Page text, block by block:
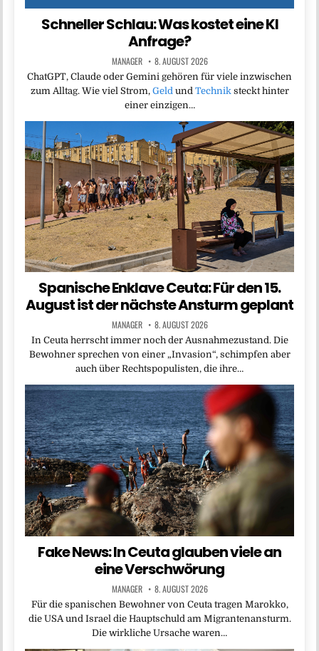
Schneller Schlau: Was kostet eine KI
Anfrage?
MANAGER 8. AUGUST 2026
ChatGPT, Claude oder Gemini gehören für viele inzwischen
zum Alltag. Wie viel Strom, Geldund Techniksteckt hinter
einer einzigen…
Spanische Enklave Ceuta: Für den 15.
August ist der nächste Ansturm geplant
MANAGER 8. AUGUST 2026
In Ceuta herrscht immer noch der Ausnahmezustand. Die
Bewohner sprechen von einer „Invasion“, schimpfen aber
auch über Rechtspopulisten, die ihre…
Fake News: In Ceuta glauben viele an
eine Verschwörung
MANAGER 8. AUGUST 2026
Für die spanischen Bewohner von Ceuta tragen Marokko,
die USA und Israel die Hauptschuld am Migrantenansturm.
Die wirkliche Ursache waren…